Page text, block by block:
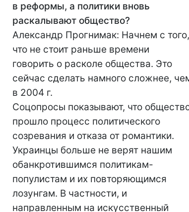
в реформы, а политики вновь
раскалывают общество?
Александр Прогнимак: Начнем с того,
что не стоит раньше времени
говорить о расколе общества. Это
сейчас сделать намного сложнее,
в 2004 г.
Соцопросы показывают, что
прошло процесс политического
созревания и отказа от романтики.
Украинцы больше не верят нашим
обанкротившимся политикам-
популистам и их повторяющимся
лозунгам. В частности, и
направленным на искусственный